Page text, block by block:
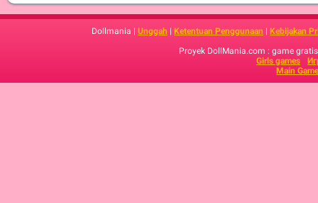
Dollmania | Unggah | Ketentuan Penggunaan | Kebijakan
Proyek DollMania.com : game
Girls games
Main